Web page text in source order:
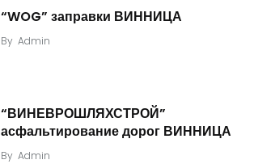
“WOG” заправки ВИННИЦА
By Admin
“ВИНЕВРОШЛЯХСТРОЙ”
асфальтирование дорог ВИННИЦА
By Admin